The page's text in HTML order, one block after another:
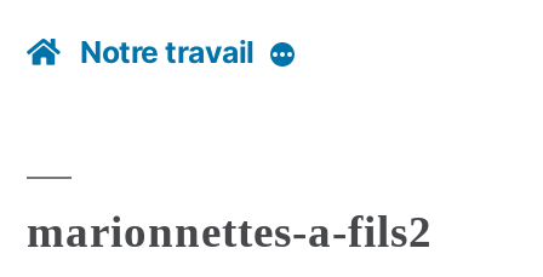
Notre travail Plus
marionnettes-a-fils2